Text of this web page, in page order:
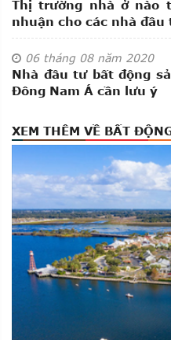
Thị trường nhà ở nào
nhuận cho các nhà đầu
06 tháng 08 năm 2020
Nhà đầu tư bất động
Đông Nam Á cần lưu ý
XEM THÊM VỀ BẤT